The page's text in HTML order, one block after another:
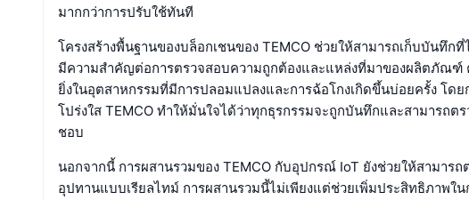
มากกว่าการปรับใช้ทันที
โครงสร้างพื้นฐานของบล็อกเชนของ TEMCO ช่วยให้สามารถเก็บบันทึก
มีความสำคัญต่อการตรวจสอบความถูกต้องและแหล่งที่มาของผลิตภัณ
ยิ่งในอุตสาหกรรมที่มีการปลอมแปลงและการฉ้อโกงเกิดขึ้นบ่อยครั้ง โด
โปร่งใส TEMCO ทำให้มั่นใจได้ว่าทุกธุรกรรมจะถูกบันทึกและสามารถต
ชอบ
นอกจากนี้ การผสานรวมของ TEMCO กับอุปกรณ์ IoT ยังช่วยให้สามาร
อุปทานแบบเรียลไทม์ การผสานรวมนี้ไม่เพียงแต่ช่วยเพิ่มประสิทธิภาพใน